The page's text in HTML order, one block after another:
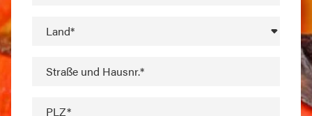
Land*
Straße und Hausnr.*
PLZ*